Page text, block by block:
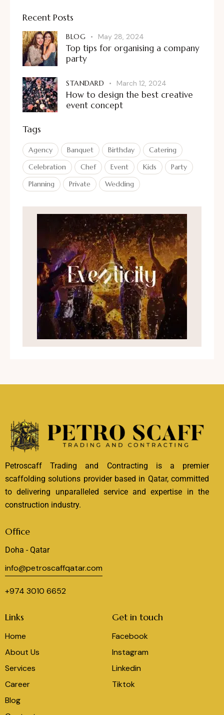
Recent Posts
BLOG May 28, 2024
Top tips for organising a company
party
STANDARD March 12, 2024
How to design the best creative
event concept
Tags
Agency Banquet Birthday
Catering
Celebration
Chef Event Kids
Party
Planning
Private Wedding
Petroscaff Trading and Contracting is a premier
scaffolding solutions provider based in Qatar, committed
to delivering unparalleled service and expertise in the
construction industry.
Office
Doha - Qatar
info@petroscaffqatar.com
+974 3010 6652
Links
Home
About Us
Services
Career
Blog
Get in touch
Facebook
Instagram
Linkedin
Tiktok